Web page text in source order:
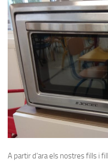
A partir d’ara els nostres fills i